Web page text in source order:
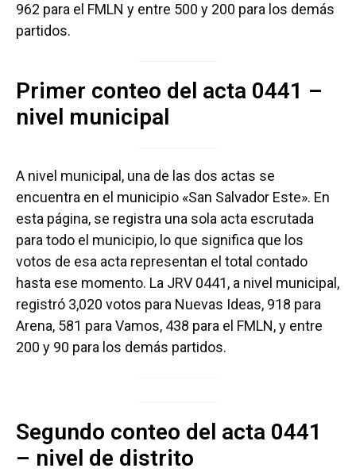
962 para el FMLN y entre 500 y 200 para los demás
partidos.
Primer conteo del acta 0441 –
nivel municipal
A nivel municipal, una de las dos actas se
encuentra en el municipio «San Salvador Este». En
esta página, se registra una sola acta escrutada
para todo el municipio, lo que significa que los
votos de esa acta representan el total contado
hasta ese momento. La JRV 0441, a nivel municipal,
registró 3,020 votos para Nuevas Ideas, 918 para
Arena, 581 para Vamos, 438 para el FMLN, y entre
200 y 90 para los demás partidos.
Segundo conteo del acta 0441
– nivel de distrito